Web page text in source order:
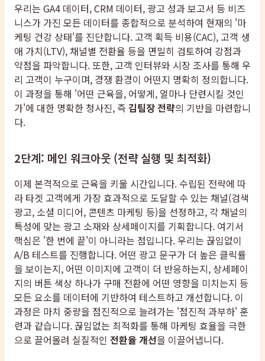
우리는 GA4 데이터, CRM 데이터, 광고 성과 보고서 등 비즈
니스가 가진 모든 데이터를 종합적으로 분석하여 현재의 '마
케팅 건강 상태'를 진단합니다. 고객 획득 비용(CAC), 고객 생
애 가치(LTV), 채널별 전환율 등을 면밀히 검토하여 강점과
약점을 파악합니다. 또한, 고객 인터뷰와 시장 조사를 통해 우
리 고객이 누구이며, 경쟁 환경이 어떤지 명확히 정의합니다.
이 과정을 통해 '어떤 근육을, 어떻게, 얼마나 단련시킬 것인
가'에 대한 명확한 청사진, 즉 김팀장 전략의 기반을 마련합니
다.
2단계: 메인 워크아웃 (전략 실행 및 최적화)
이제 본격적으로 근육을 키울 시간입니다. 수립된 전략에 따
라 타겟 고객에게 가장 효과적으로 도달할 수 있는 채널(검색
광고, 소셜 미디어, 콘텐츠 마케팅 등)을 선정하고, 각 채널의
특성에 맞는 광고 소재와 상세페이지를 기획합니다. 여기서
핵심은 '한 번에 끝'이 아니라는 점입니다. 우리는 끊임없이
A/B 테스트를 진행합니다. 어떤 광고 문구가 더 높은 클릭률
을 보이는지, 어떤 이미지에 고객이 더 반응하는지, 상세페이
지의 버튼 색상 하나가 구매 전환에 어떤 영향을 미치는지 등
모든 요소를 데이터에 기반하여 테스트하고 개선합니다. 이
과정은 마치 중량을 점진적으로 늘려가는 '점진적 과부하' 훈
련과 같습니다. 끊임없는 최적화를 통해 마케팅 효율을 극한
으로 끌어올려 실질적인 전환율 개선을 이끌어냅니다.